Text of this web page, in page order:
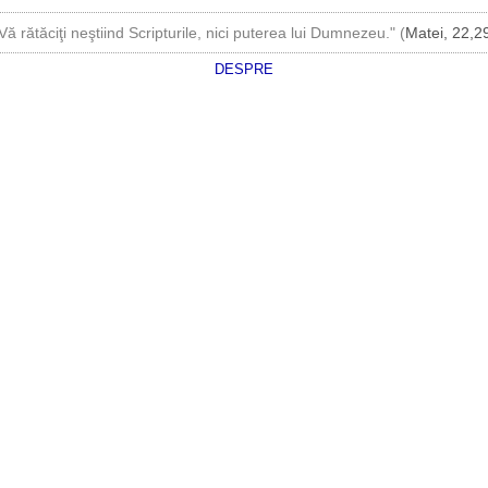
rătăciţi neştiind Scripturile, nici puterea lui Dumnezeu." (Matei,
DESPRE